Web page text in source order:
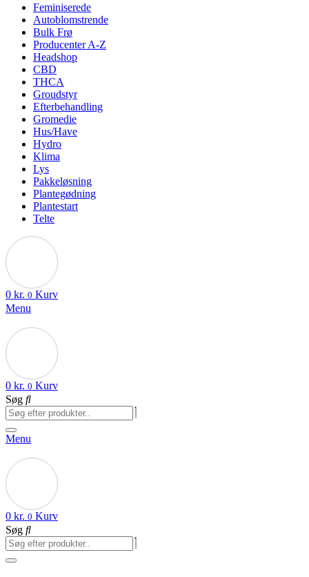
Feminiserede
Autoblomstrende
Bulk Frø
Producenter A-Z
Headshop
CBD
THCA
Groudstyr
Efterbehandling
Gromedie
Hus/Have
Hydro
Klima
Lys
Pakkeløsning
Plantegødning
Plantestart
Telte
0 kr. 0 Kurv
Menu
0 kr. 0 Kurv
Søg
Menu
0 kr. 0 Kurv
Søg